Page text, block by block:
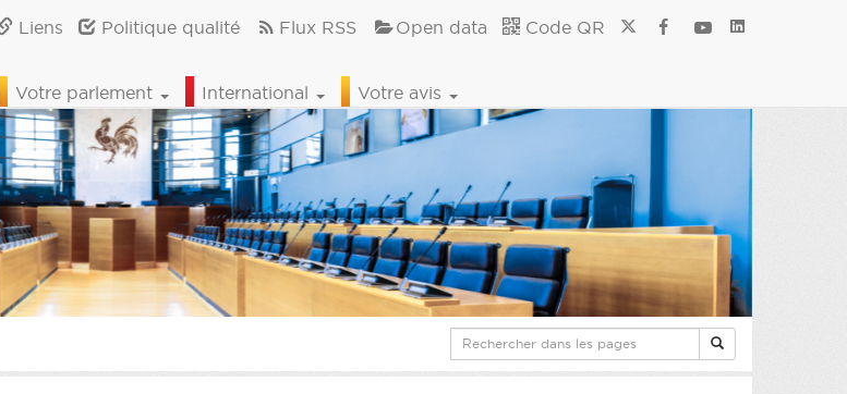
Liens Politique qualité Flux RSS Open data Code QR
Votre parlement International Votre avis